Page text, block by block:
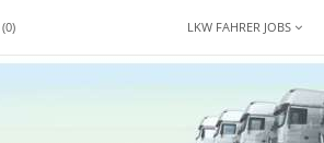
(0) LKW FAHRER JOBS